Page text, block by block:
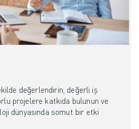
değerlendirin, değerli iş
projelere katkıda bulunun ve
dünyasında somut bir etki